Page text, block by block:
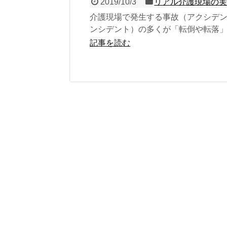
介護現場で発生する事故（アクシデ
ンシデント）の多くが「転倒や転落」
こうした介護現場での事故は、介護職
記事を読む